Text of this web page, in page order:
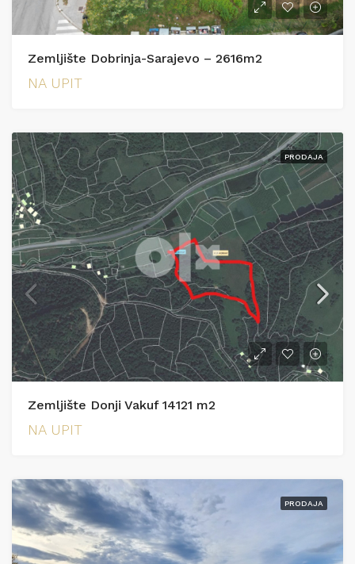
Zemljište Dobrinja-Sarajevo – 2616m2
NA UPIT
PRODAJA
Zemljište Donji Vakuf 14121 m2
NA UPIT
PRODAJA